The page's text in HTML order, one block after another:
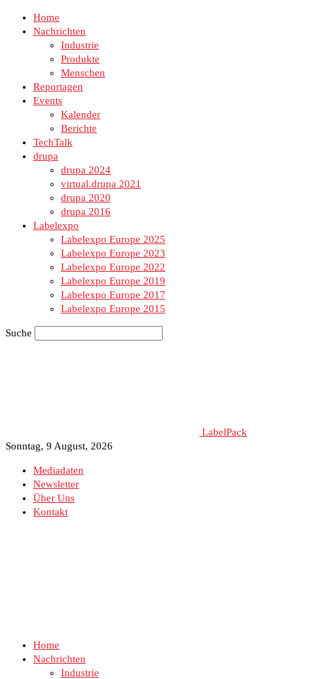
Home
Nachrichten
Industrie
Produkte
Menschen
Reportagen
Events
Kalender
Berichte
TechTalk
drupa
drupa 2024
virtual.drupa 2021
drupa 2020
drupa 2016
Labelexpo
Labelexpo Europe 2025
Labelexpo Europe 2023
Labelexpo Europe 2022
Labelexpo Europe 2019
Labelexpo Europe 2017
Labelexpo Europe 2015
Suche
LabelPack
Sonntag, 9 August, 2026
Mediadaten
Newsletter
Über Uns
Kontakt
Home
Nachrichten
Industrie